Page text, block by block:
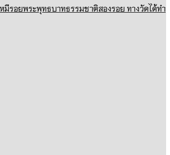
มีรอยพระพุทธบาทธรรมชาติสองรอย ทางวัดได้ทำ